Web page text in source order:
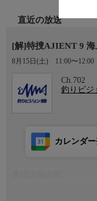
直近の放送
[解]特捜AJIENT 9 海
8月15日(土) 11:00〜12:00
Ch.702
釣りビジ
カレンダ